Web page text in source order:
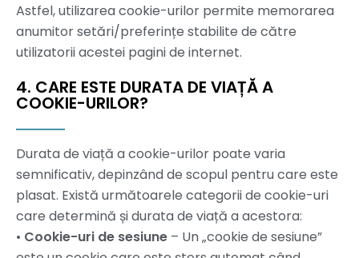
Astfel, utilizarea cookie-urilor permite memorarea
anumitor setări/preferințe stabilite de către
utilizatorii acestei pagini de internet.
4. CARE ESTE DURATA DE VIAȚĂ A
COOKIE-URILOR?
Durata de viață a cookie-urilor poate varia
semnificativ, depinzând de scopul pentru care este
plasat. Există următoarele categorii de cookie-uri
care determină și durata de viață a acestora:
• Cookie-uri de sesiune – Un „cookie de sesiune”